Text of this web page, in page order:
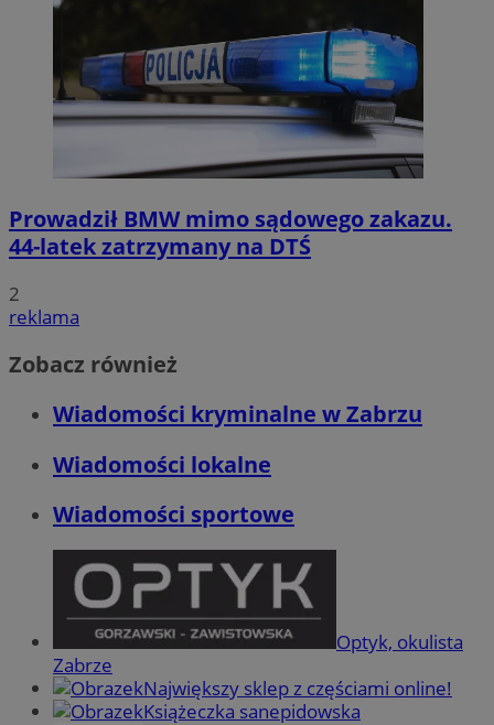
Prowadził BMW mimo sądowego zakazu.
44-latek zatrzymany na DTŚ
2
reklama
Zobacz również
Wiadomości kryminalne w Zabrzu
Wiadomości lokalne
Wiadomości sportowe
Optyk, okulista
Zabrze
Największy sklep z częściami online!
Książeczka sanepidowska